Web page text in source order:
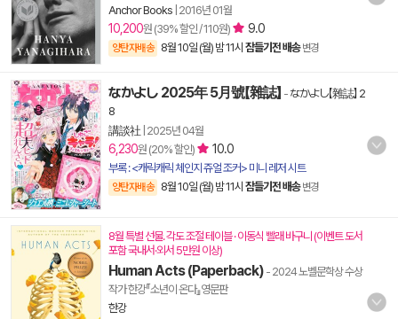
Anchor Books 2016년 01월
10,200원 (39% 할인 / 110원) 9.0
양탄자배송 8월 10일 (월) 밤 11시 잠들기전 배송 변경
なかよし 2025年 5月號【雜誌】 - なかよし【雜誌】 2
8
講談社 2025년 04월
6,230원 (20% 할인) 10.0
부록 : <캐릭캐릭 체인지 쥬얼 조커> 미니 레저 시트
양탄자배송 8월 10일 (월) 밤 11시 잠들기전 배송 변경
8월 특별 선물. 각도 조절 테이블 · 이동식 빨래 바구니 (이벤트 도서
포함 국내서·외서 5만원 이상)
Human Acts (Paperback) - 2024 노벨문학상 수상
작가 한강『소년이 온다』영문판
한강